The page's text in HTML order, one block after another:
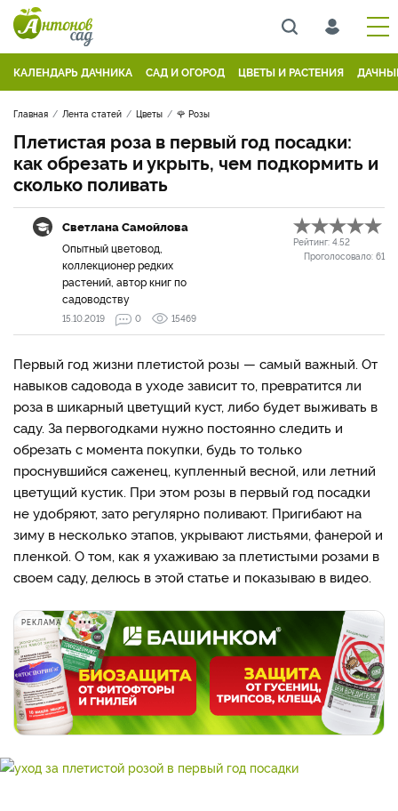
КАЛЕНДАРЬ ДАЧНИКА САД И ОГОРОД ЦВЕТЫ И РАСТЕНИЯ
Главная Лента статей Цветы 🌹 Розы
Плетистая роза в первый год посадки:
как обрезать и укрыть, чем подкормить и
сколько поливать
Светлана Самойлова
Опытный цветовод,
коллекционер редких
растений, автор книг по
садоводству
Рейтинг: 4.52
Проголосовало: 61
15.10.2019 0 15469
Первый год жизни плетистой розы — самый важный. От
навыков садовода в уходе зависит то, превратится ли
роза в шикарный цветущий куст, либо будет выживать в
саду. За первогодками нужно постоянно следить и
обрезать с момента покупки, будь то только
проснувшийся саженец, купленный весной, или летний
цветущий кустик. При этом розы в первый год посадки
не удобряют, зато регулярно поливают. Пригибают на
зиму в несколько этапов, укрывают листьями, фанерой и
пленкой. О том, как я ухаживаю за плетистыми розами в
своем саду, делюсь в этой статье и показываю в видео.
РЕКЛАМА